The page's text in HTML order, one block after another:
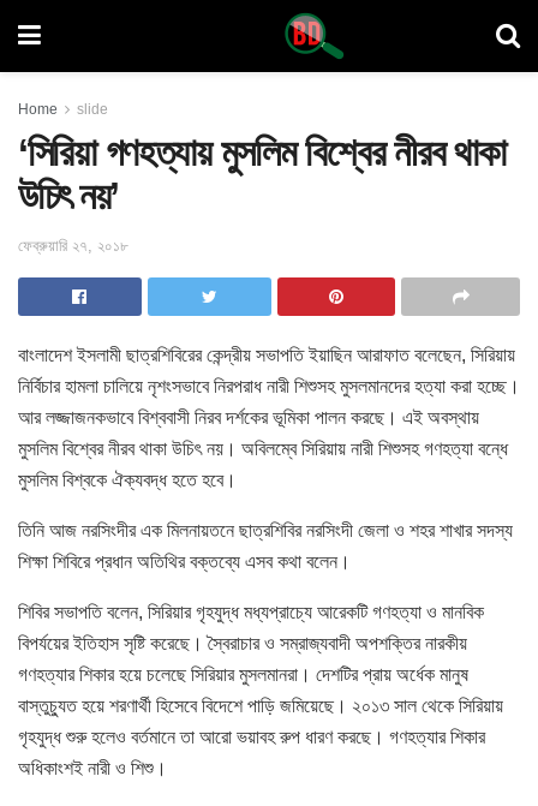
Home slide
‘সিরিয়া গণহত্যায় মুসলিম বিশ্বের নীরব থাকা
উচিৎ নয়’
ফেব্রুয়ারি ২৭, ২০১৮
বাংলাদেশ ইসলামী ছাত্রশিবিরের কেন্দ্রীয় সভাপতি ইয়াছিন আরাফাতবলেছেন, সিরিয়ায়
নির্বিচার হামলা চালিয়ে নৃশংসভাবে নিরপরাধ নারী শিশুসহ মুসলমানদের হত্যা করা হচ্ছে।
আর লজ্জাজনকভাবে বিশ্ববাসী নিরব দর্শকের ভূমিকা পালন করছে। এই অবস্থায়
মুসলিম বিশ্বের নীরব থাকা উচিৎ নয়। অবিলম্বে সিরিয়ায় নারী শিশুসহ গণহত্যা বন্ধে
মুসলিম বিশ্বকে ঐক্যবদ্ধ হতে হবে।
তিনি আজ নরসিংদীর এক মিলনায়তনে ছাত্রশিবির নরসিংদী জেলা ও শহর শাখার সদস্য
শিক্ষা শিবিরে প্রধান অতিথির বক্তব্যে এসব কথা বলেন।
শিবির সভাপতি বলেন, সিরিয়ার গৃহযুদ্ধ মধ্যপ্রাচ্যে আরেকটি গণহত্যা ও মানবিক
বিপর্যয়ের ইতিহাস সৃষ্টি করেছে। স্বৈরাচার ও সম্রাজ্যবাদী অপশক্তির নারকীয়
গণহত্যার শিকার হয়ে চলেছে সিরিয়ার মুসলমানরা। দেশটির প্রায় অর্ধেক মানুষ
বাস্তুচ্যুত হয়ে শরণার্থী হিসেবে বিদেশে পাড়ি জমিয়েছে। ২০১৩ সাল থেকে সিরিয়ায়
গৃহযুদ্ধ শুরু হলেও বর্তমানে তা আরো ভয়াবহ রুপ ধারণ করছে। গণহত্যার শিকার
অধিকাংশই নারী ও শিশু।